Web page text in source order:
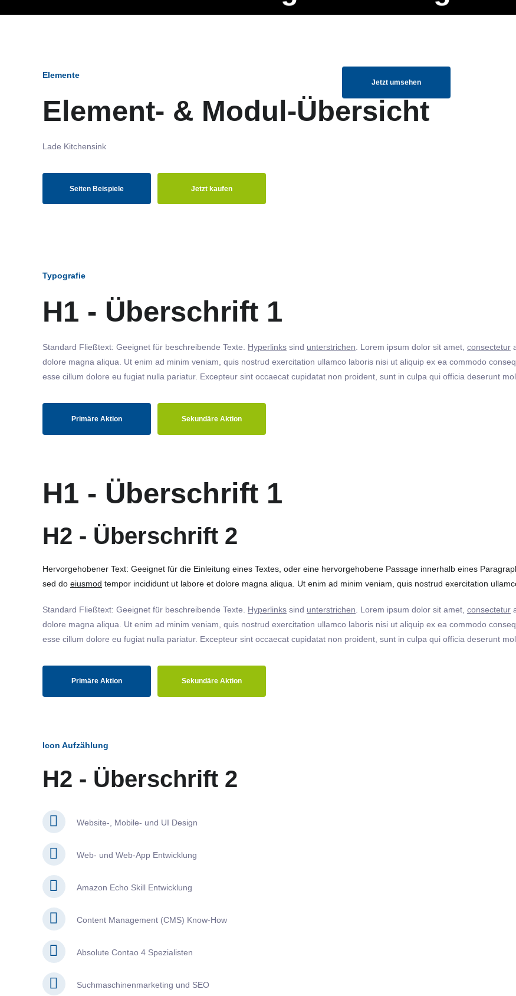
Jetzt umsehen
Elemente
Element- & Modul-Übersicht
Lade Kitchensink
Seiten Beispiele Jetzt kaufen
Typografie
H1 - Überschrift 1
Standard Fließtext: Geeignet für beschreibende Texte. Hyperlinks sind unterstrichen. Lorem ipsum dolor sit amet, consectetur
dolore magna aliqua. Ut enim ad minim veniam, quis nostrud exercitation ullamco laboris nisi ut aliquip ex ea commodo
esse cillum dolore eu fugiat nulla pariatur. Excepteur sint occaecat cupidatat non proident, sunt in culpa qui officia deserunt
Primäre Aktion Sekundäre Aktion
H1 - Überschrift 1
H2 - Überschrift 2
Hervorgehobener Text: Geeignet für die Einleitung eines Textes, oder eine hervorgehobene Passage innerhalb eines
sed do eiusmod tempor incididunt ut labore et dolore magna aliqua. Ut enim ad minim veniam, quis nostrud exercitation
Standard Fließtext: Geeignet für beschreibende Texte. Hyperlinks sind unterstrichen . Lorem ipsum dolor sit amet, consectetur
dolore magna aliqua. Ut enim ad minim veniam, quis nostrud exercitation ullamco laboris nisi ut aliquip ex ea commodo
esse cillum dolore eu fugiat nulla pariatur. Excepteur sint occaecat cupidatat non proident, sunt in culpa qui officia deserunt
Primäre Aktion Sekundäre Aktion
Icon Aufzählung
H2 - Überschrift 2
Website-, Mobile- und UI Design
Web- und Web-App Entwicklung
Amazon Echo Skill Entwicklung
Content Management (CMS) Know-How
Absolute Contao 4 Spezialisten
Suchmaschinenmarketing und SEO